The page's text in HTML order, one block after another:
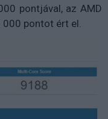
pontjával, az AMD
pontot ért el.